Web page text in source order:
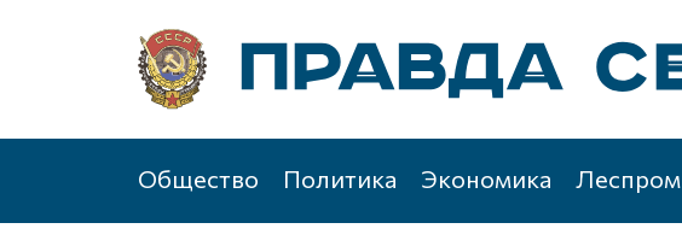
Общество Политика Экономика Леспром